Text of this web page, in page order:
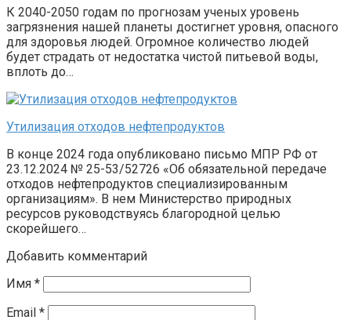
К 2040-2050 годам по прогнозам ученых уровень
загрязнения нашей планеты достигнет уровня, опасного
для здоровья людей. Огромное количество людей
будет страдать от недостатка чистой питьевой воды,
вплоть до…
Утилизация отходов нефтепродуктов
В конце 2024 года опубликовано письмо МПР РФ от
23.12.2024 № 25-53/52726 «Об обязательной передаче
отходов нефтепродуктов специализированным
организациям». В нем Министерство природных
ресурсов руководствуясь благородной целью
скорейшего…
Добавить комментарий
Имя *
Email *